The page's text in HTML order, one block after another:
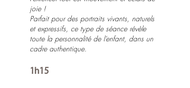
joie !
Parfait pour des portraits vivants, naturels
et expressifs, ce type de séance révèle
toute la personnalité de l’enfant, dans un
cadre authentique.
1h15